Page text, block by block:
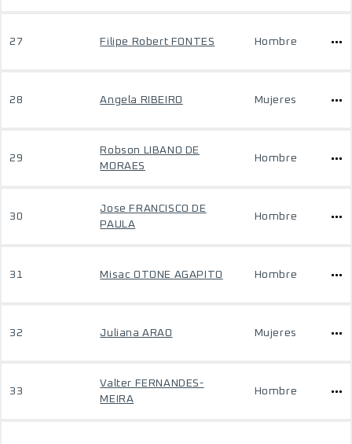
27 Filipe Robert FONTES Hombre
28 Angela RIBEIRO Mujeres
29
Robson LIBANO DE
MORAES
Hombre
30
Jose FRANCISCO DE
PAULA
Hombre
31 Misac OTONE AGAPITO Hombre
32 Juliana ARAO Mujeres
33
Valter FERNANDES-
MEIRA
Hombre